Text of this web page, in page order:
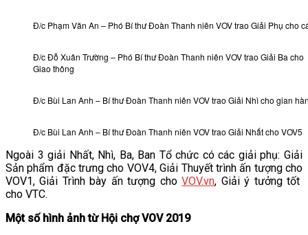
Đ/c Phạm Văn An – Phó Bí thư Đoàn Thanh niên VOV trao Giải Phụ cho
Đ/c Đỗ Xuân Trường – Phó Bí thư Đoàn Thanh niên VOV trao Giải Ba
Giao thông
Đ/c Bùi Lan Anh – Bí thư Đoàn Thanh niên VOV trao Giải Nhì cho gian
Đ/c Bùi Lan Anh – Bí thư Đoàn Thanh niên VOV trao Giải Nhất cho VOV5
Ngoài 3 giải Nhất, Nhì, Ba, Ban Tổ chức có các giải phụ: Giải
Sản phẩm đặc trưng cho VOV4, Giải Thuyết trình ấn tượng cho
VOV1, Giải Trình bày ấn tượng choVOV.vn, Giải ý tưởng tốt
cho VTC.
Một số hình ảnhtừ Hội chợVOV 2019